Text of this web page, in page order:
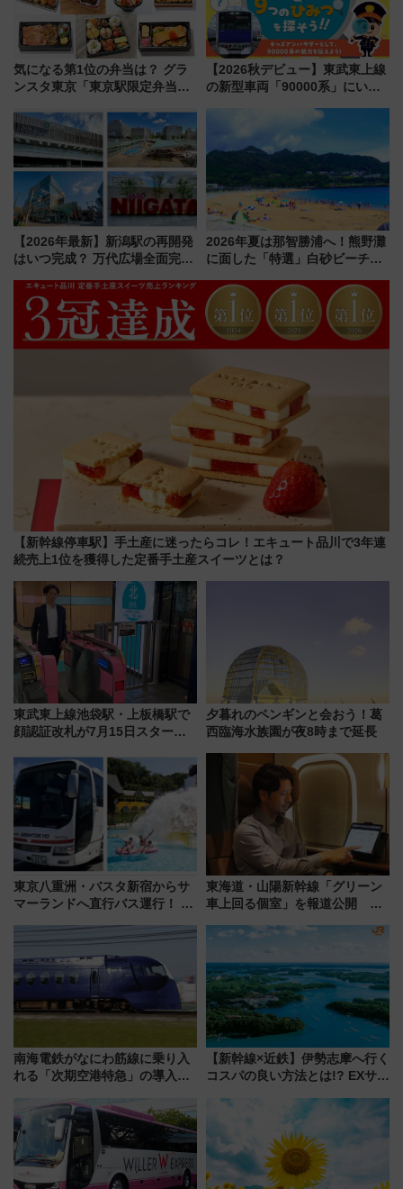
気になる第1位の弁当は？ グラ
ンスタ東京「東京駅限定弁当
【2026秋デビュー】東武東上線
の新型車両「90000系」にいち
向け先行試乗会でキッズアンバ
サダーになろう
【2026年最新】新潟駅の再開発
はいつ完成？ 万代広場全面完成
開発、バスタ新潟構想まで徹底
解説！
2026年夏は那智勝浦へ！熊野灘
に面した「特選」白砂ビーチは
会」は8月11日開催！
【新幹線停車駅】手土産に迷ったらコレ！エキュート品川で3年連
続売上1位を獲得した定番手土産スイーツとは？
東武東上線池袋駅・上板橋駅で
顔認証改札が7月15日スター
でシームレスに
夕暮れのペンギンと会おう！葛
西臨海水族園が夜8時まで延長
東京八重洲・バスタ新宿からサ
マーランドへ直行バス運行！ お
推し活を楽しもう！（2026年
8/1～31）
東海道・山陽新幹線「グリーン
車上回る個室」を報道公開 プ
南海電鉄がなにわ筋線に乗り入
れる「次期空港特急」の導入を
日本初の鉄道デザイン
【新幹線×近鉄】伊勢志摩へ行く
コスパの良い方法とは!? EXサー
パス」の購入方法と紙版・デジ
タル版の違いを解説